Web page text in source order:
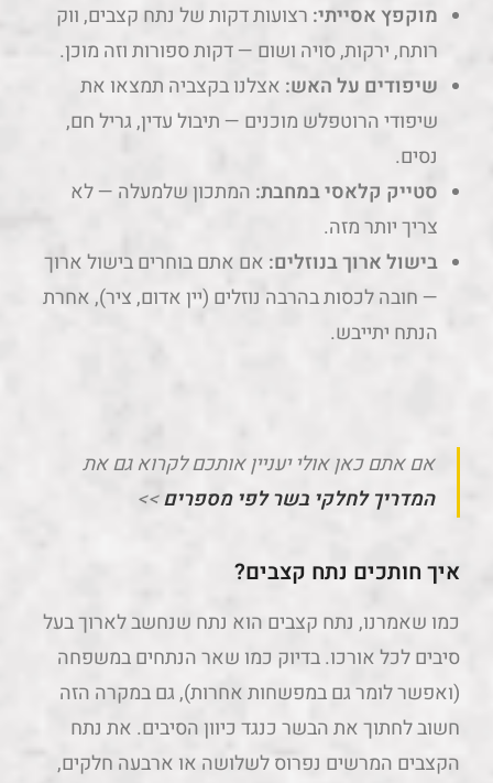
מוקפץ אסייתי: רצועות דקות של נתח קצבים, ווק
רותח, ירקות, סויה ושום — דקות ספורות וזה מוכן.
שיפודים על האש: אצלנו בקצביה תמצאו את
שיפודי הרוטפלש מוכנים — תיבול עדין, גריל חם,
נסים.
סטייק קלאסי במחבת: המתכון שלמעלה — לא
צריך יותר מזה.
בישול ארוך בנוזלים: אם אתם בוחרים בישול ארוך
— חובה לכסות בהרבה נוזלים (יין אדום, ציר), אחרת
הנתח יתייבש.
אם אתם כאן אולי יעניין אותכם לקרוא גם את
המדריך לחלקי בשר לפי מספרים>>
איך חותכים נתח קצבים?
כמו שאמרנו, נתח קצבים הוא נתח שנחשב לארוך בעל
סיבים לכל אורכו. בדיוק כמו שאר הנתחים במשפחה
(ואפשר לומר גם במפשחות אחרות), גם במקרה הזה
חשוב לחתוך את הבשר כנגד כיוון הסיבים. את נתח
הקצבים המרשים נפרוס לשלושה או ארבעה חלקים,